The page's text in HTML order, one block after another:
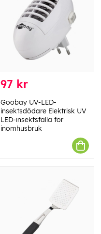
97 kr
Goobay UV-LED-
insektsdödare Elektrisk UV
LED-insektsfälla för
inomhusbruk